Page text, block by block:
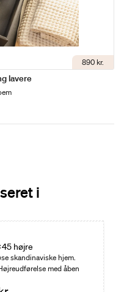
890 kr.
lavere
i
højre
skandinaviske hjem.
med åben